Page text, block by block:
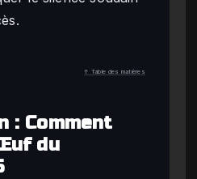
↑ Table des matières
: Comment
du